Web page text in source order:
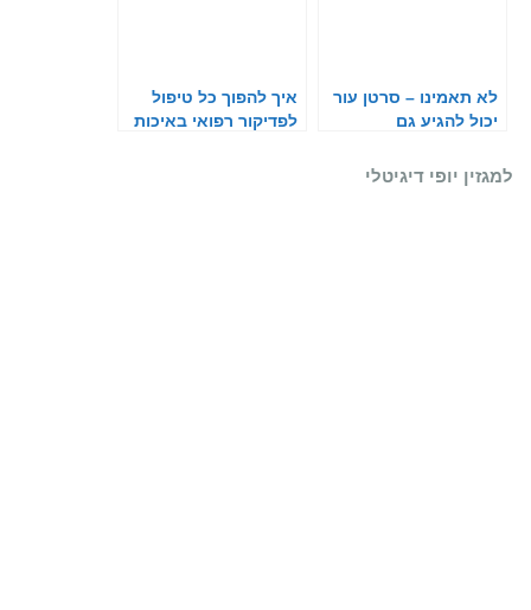
לא תאמינו – סרטן עור
יכול להגיע גם
איך להפוך כל טיפול
לפדיקור רפואי באיכות
למגזין יופי דיגיטלי